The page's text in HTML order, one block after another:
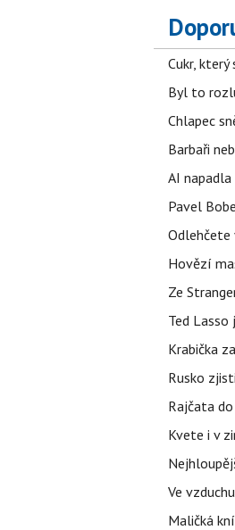
Cukr,
Byl to
Chlapec
Barbaři
AI
Pavel
Odlehčete
Hovězí
Ze
Ted
Krabička
Rusko
Rajčata
Kvete i v
Ve
Maličká